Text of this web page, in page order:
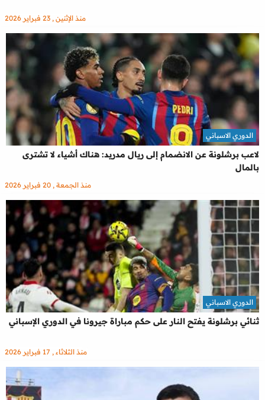
منذ الإثنين , 23 فبراير 2026
لاعب برشلونة عن الانضمام إلى ريال مدريد: هناك أشياء لا تشترى
بالمال
الدوري الاسباني
منذ الجمعة , 20 فبراير 2026
ثنائي برشلونة يفتح النار على حكم مباراة جيرونا في الدوري الإسباني
الدوري الاسباني
منذ الثلاثاء , 17 فبراير 2026